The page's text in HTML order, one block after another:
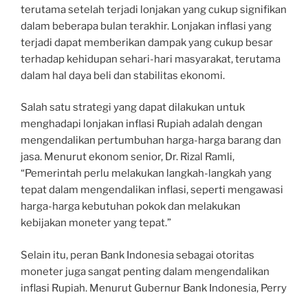
terutama setelah terjadi lonjakan yang cukup signifikan
dalam beberapa bulan terakhir. Lonjakan inflasi yang
terjadi dapat memberikan dampak yang cukup besar
terhadap kehidupan sehari-hari masyarakat, terutama
dalam hal daya beli dan stabilitas ekonomi.
Salah satu strategi yang dapat dilakukan untuk
menghadapi lonjakan inflasi Rupiah adalah dengan
mengendalikan pertumbuhan harga-harga barang dan
jasa. Menurut ekonom senior, Dr. Rizal Ramli,
“Pemerintah perlu melakukan langkah-langkah yang
tepat dalam mengendalikan inflasi, seperti mengawasi
harga-harga kebutuhan pokok dan melakukan
kebijakan moneter yang tepat.”
Selain itu, peran Bank Indonesia sebagai otoritas
moneter juga sangat penting dalam mengendalikan
inflasi Rupiah. Menurut Gubernur Bank Indonesia, Perry